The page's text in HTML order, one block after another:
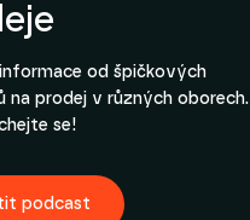
od špičkových
na prodej v různých oborech.
se!
podcast